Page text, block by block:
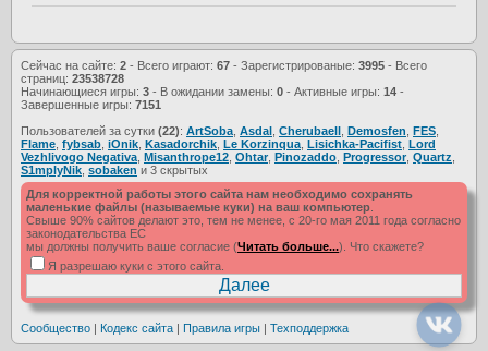
Сейчас на сайте: 2 - Всего играют: 67 - Зарегистрированые: 3995 - Всего
страниц: 23538728
Начинающиеся игры: 3 - В ожидании замены: 0 - Активные игры: 14 -
Завершенные игры: 7151
Пользователей за сутки (22): ArtSoba Asdal Cherubaell Demosfen FES
Flame fybsab iOnik Kasadorchik Le Korzinqua Lisichka-Pacifist Lord
Vezhlivogo Negativa Misanthrope12 Ohtar, Pinozaddo Progressor, Quartz
S1mplyNik sobaken и 3 скрытых
Для корректной работы этого сайта нам необходимо сохранять
маленькие файлы (называемые куки) на ваш компьютер
Свыше 90% сайтов делают это, тем не менее, с 20-го мая 2011 года согласно
законодательства ЕС
мы должны получить ваше согласие (Читать больше...). Что скажете?
Я разрешаю куки с этого сайта.
Сообщество | Кодекс сайта | Правила игры | Техподдержка